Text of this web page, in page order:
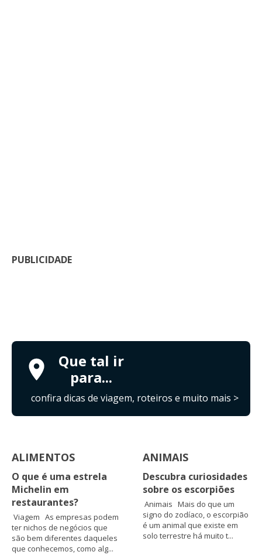
PUBLICIDADE
Que tal ir
para...
confira dicas de viagem, roteiros e muito mais >
ALIMENTOS
O que é uma estrela
Michelin em
restaurantes?
Viagem As empresas podem
ter nichos de negócios que
são bem diferentes daqueles
que conhecemos, como alg...
ANIMAIS
Descubra curiosidades
sobre os escorpiões
Animais Mais do que um
signo do zodíaco, o escorpião
é um animal que existe em
solo terrestre há muito t...